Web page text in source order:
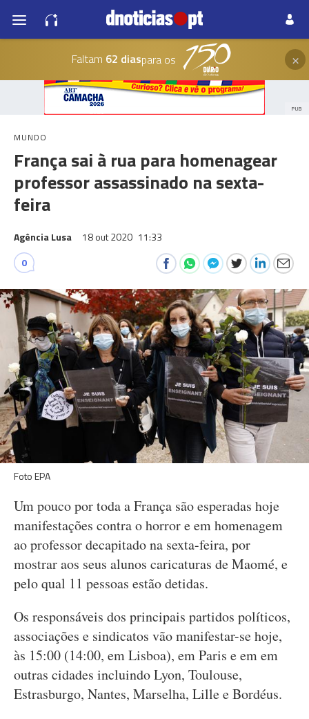
Faltam 62 diaspara os ×
PUB
MUNDO
França sai à rua para homenagear
professor assassinado na sexta-
feira
Agência Lusa 18 out 2020 11:33
0
Foto EPA
Um pouco por toda a França são esperadas hoje
manifestações contra o horror e em homenagem
ao professor decapitado na sexta-feira, por
mostrar aos seus alunos caricaturas de Maomé, e
pelo qual 11 pessoas estão detidas.
Os responsáveis dos principais partidos políticos,
associações e sindicatos vão manifestar-se hoje,
às 15:00 (14:00, em Lisboa), em Paris e em em
outras cidades incluindo Lyon, Toulouse,
Estrasburgo, Nantes, Marselha, Lille e Bordéus.